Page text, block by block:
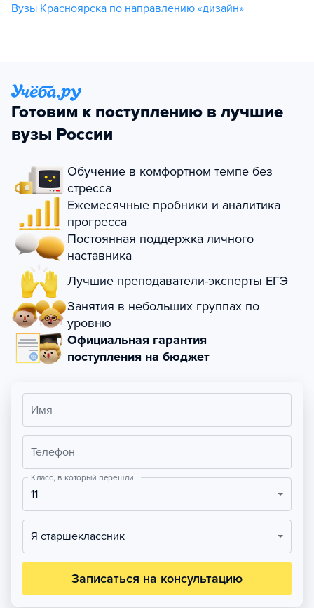
Вузы Красноярска по направлению «дизайн»
Готовим к поступлению в лучшие
вузы России
Обучение в комфортном темпе без
стресса
Ежемесячные пробники и аналитика
прогресса
Постоянная поддержка личного
наставника
Лучшие преподаватели-эксперты ЕГЭ
Занятия в небольших группах по
уровню
Официальная гарантия
поступления на бюджет
Имя
Телефон
Класс, в который перешли
11
Я старшеклассник
Записаться на консультацию